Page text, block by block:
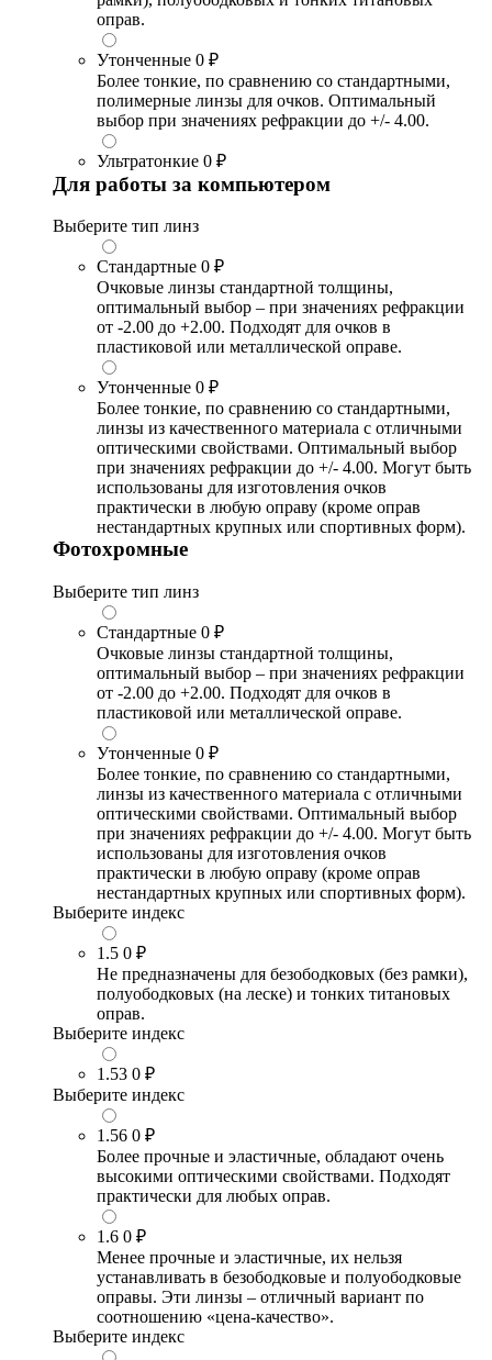
оправ.
Утонченные 0 ₽
Более тонкие, по сравнению со стандартными,
полимерные линзы для очков. Оптимальный
выбор при значениях рефракции до +/- 4.00.
Ультратонкие 0 ₽
Для работы за компьютером
Выберите тип линз
Стандартные 0 ₽
Очковые линзы стандартной толщины,
оптимальный выбор – при значениях рефракции
от -2.00 до +2.00. Подходят для очков в
пластиковой или металлической оправе.
Утонченные 0 ₽
Более тонкие, по сравнению со стандартными,
линзы из качественного материала с отличными
оптическими свойствами. Оптимальный выбор
при значениях рефракции до +/- 4.00. Могут быть
использованы для изготовления очков
практически в любую оправу (кроме оправ
нестандартных крупных или спортивных форм).
Фотохромные
Выберите тип линз
Стандартные 0 ₽
Очковые линзы стандартной толщины,
оптимальный выбор – при значениях рефракции
от -2.00 до +2.00. Подходят для очков в
пластиковой или металлической оправе.
Утонченные 0 ₽
Более тонкие, по сравнению со стандартными,
линзы из качественного материала с отличными
оптическими свойствами. Оптимальный выбор
при значениях рефракции до +/- 4.00. Могут быть
использованы для изготовления очков
практически в любую оправу (кроме оправ
нестандартных крупных или спортивных форм).
Выберите индекс
1.5 0 ₽
Не предназначены для безободковых (без рамки),
полуободковых (на леске) и тонких титановых
оправ.
Выберите индекс
1.53 0 ₽
Выберите индекс
1.56 0 ₽
Более прочные и эластичные, обладают очень
высокими оптическими свойствами. Подходят
практически для любых оправ.
1.6 0 ₽
Менее прочные и эластичные, их нельзя
устанавливать в безободковые и полуободковые
оправы. Эти линзы – отличный вариант по
соотношению «цена-качество».
Выберите индекс